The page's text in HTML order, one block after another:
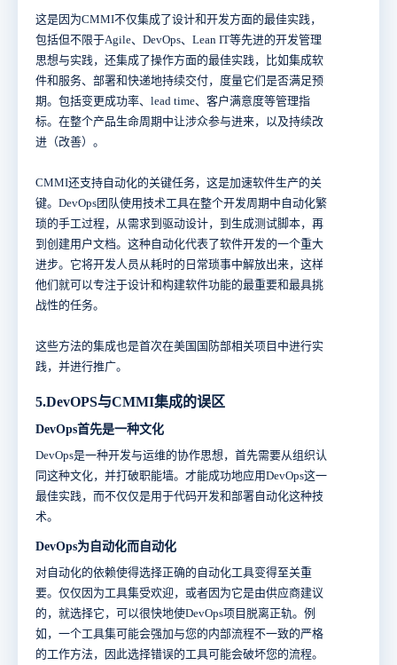
这是因为CMMI不仅集成了设计和开发方面的最佳实践，
包括但不限于Agile、DevOps、Lean IT等先进的开发管理
思想与实践，还集成了操作方面的最佳实践，比如集成软
件和服务、部署和快递地持续交付，度量它们是否满足预
期。包括变更成功率、lead time、客户满意度等管理指
标。在整个产品生命周期中让涉众参与进来，以及持续改
进（改善）。
CMMI还支持自动化的关键任务，这是加速软件生产的关
键。DevOps团队使用技术工具在整个开发周期中自动化繁
琐的手工过程，从需求到驱动设计，到生成测试脚本，再
到创建用户文档。这种自动化代表了软件开发的一个重大
进步。它将开发人员从耗时的日常琐事中解放出来，这样
他们就可以专注于设计和构建软件功能的最重要和最具挑
战性的任务。
这些方法的集成也是首次在美国国防部相关项目中进行实
践，并进行推广。
5.DevOPS与CMMI集成的误区
DevOps首先是一种文化
DevOps是一种开发与运维的协作思想，首先需要从组织认
同这种文化，并打破职能墙。才能成功地应用DevOps这一
最佳实践，而不仅仅是用于代码开发和部署自动化这种技
术。
DevOps为自动化而自动化
对自动化的依赖使得选择正确的自动化工具变得至关重
要。仅仅因为工具集受欢迎，或者因为它是由供应商建议
的，就选择它，可以很快地使DevOps项目脱离正轨。例
如，一个工具集可能会强加与您的内部流程不一致的严格
的工作方法，因此选择错误的工具可能会破坏您的流程。